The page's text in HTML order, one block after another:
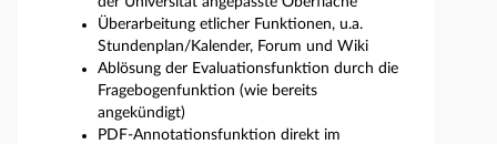
Überarbeitung etlicher Funktionen, u.a.
Stundenplan/Kalender, Forum und Wiki
Ablösung der Evaluationsfunktion durch die
Fragebogenfunktion (wie bereits
angekündigt)
PDF-Annotationsfunktion direkt im